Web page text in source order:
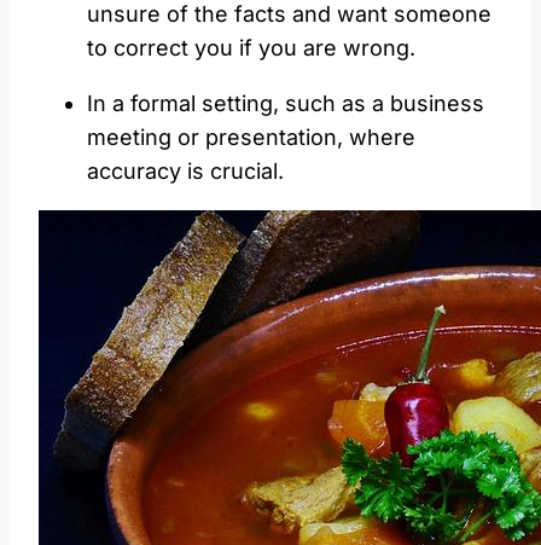
unsure of the facts and want someone
to correct you if you are wrong.
In a formal setting, such as a business
meeting or presentation, where
accuracy is crucial.